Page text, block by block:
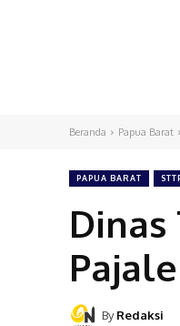
Beranda Papua Barat
PAPUA BARAT
Dinas
Pajale
By Redaksi